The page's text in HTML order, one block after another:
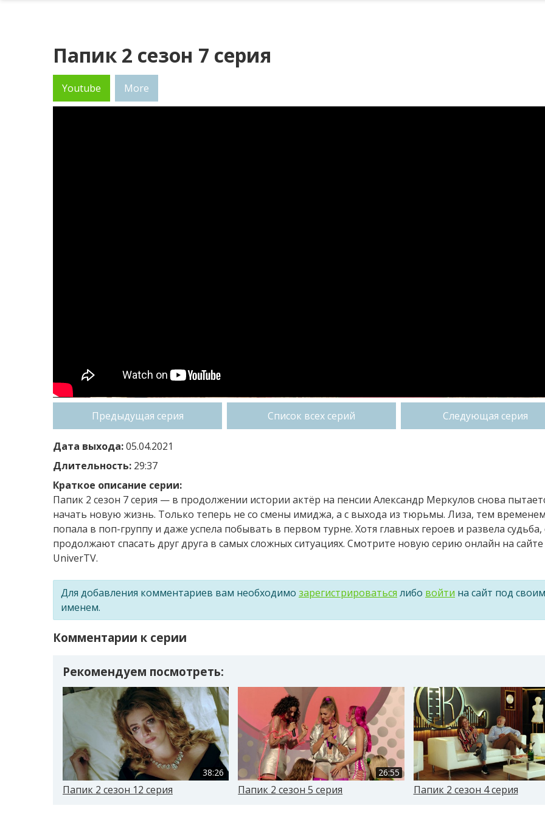
Папик 2 сезон 7 серия
Youtube More
Предыдущая серия Список всех серий Следующая серия
Дата выхода:05.04.2021
Длительность: 29:37
Краткое описание серии:
Папик 2 сезон 7 серия — в продолжении истории актёр на пенсии Александр Меркулов снова
начать новую жизнь. Только теперь не со смены имиджа, а с выхода из тюрьмы. Лиза, тем
попала в поп-группу и даже успела побывать в первом турне. Хотя главных героев и развела судьба,
продолжают спасать друг друга в самых сложных ситуациях. Смотрите новую серию онлайн на сайте
UniverTV.
Для добавления комментариев вам необходимо зарегистрироваться либо войти на сайт под своим
именем.
Комментарии к серии
Рекомендуем посмотреть:
38:26
Папик 2 сезон 12 серия
26:55
Папик 2 сезон 5 серия Папик 2 сезон 4 серия